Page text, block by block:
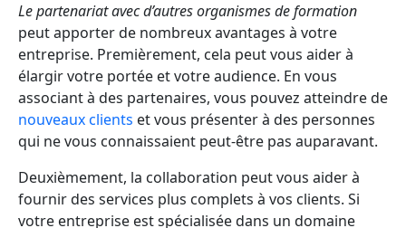
Le partenariat avec d’autres organismes de formation
peut apporter de nombreux avantages à votre
entreprise. Premièrement, cela peut vous aider à
élargir votre portée et votre audience. En vous
associant à des partenaires, vous pouvez atteindre de
nouveaux clients et vous présenter à des personnes
qui ne vous connaissaient peut-être pas auparavant.
Deuxièmement, la collaboration peut vous aider à
fournir des services plus complets à vos clients. Si
votre entreprise est spécialisée dans un domaine